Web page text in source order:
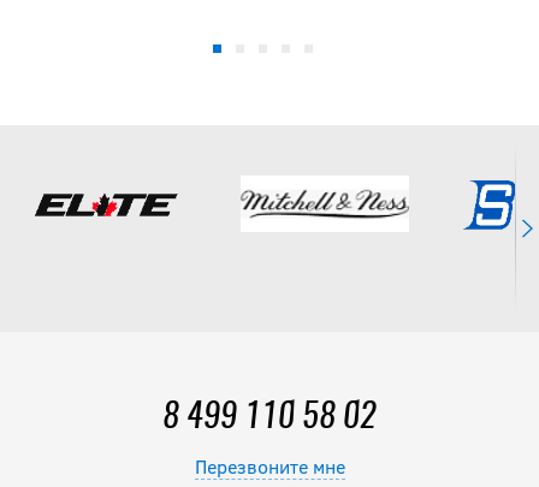
8 499 110 58 02
Перезвоните мне